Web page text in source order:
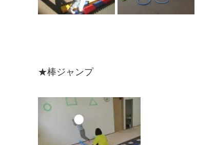
★棒ジャンプ